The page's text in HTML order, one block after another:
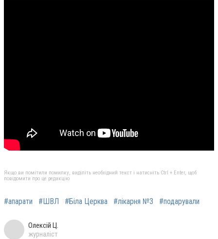
Якщо ви помітили помилку, виділіть необхідний текст і натисніть Ctrl + Enter, щоб
повідомити про це редакцію
#апарати #ШВЛ #Біла Церква #лікарня №3 #подарували
Олексій Ц.
журналіст